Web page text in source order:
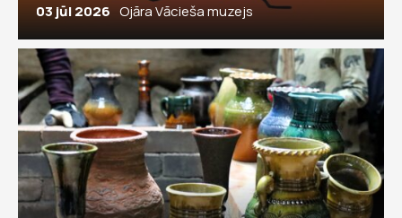
03 jūl 2026 Ojāra Vācieša muzejs